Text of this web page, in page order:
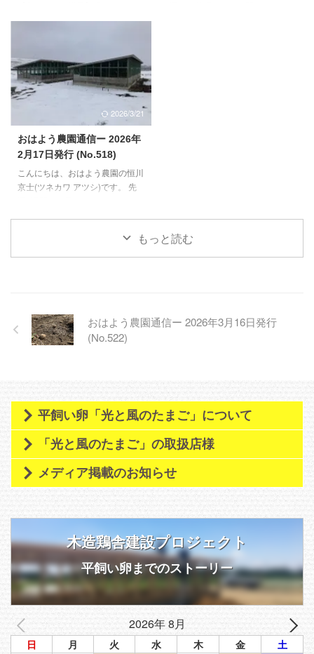
のたち産卵が少なめだった2月。
んどなく、今年は無いのかなと半
信半疑でした。が、実際には私自
身のインフルエンザダウンに合わ
さる形で、2月14日ごろから2週
間ほど急降下。 この休産期間中
は、いつものお食事に加え、5~6
年ほど放置しておいた枯れ松葉の
腐葉土、まだまだ少ないですが、
青草を毎日あげることで、身体の
バランスを整え、鶏さんたちの習
2026/3/21
おはよう農園通信ー 2026年
2月17日発行 (No.518)
こんにちは、おはよう農園の恒川
京士(ツネカワ アツシ)です。 先
そして、農業を始めてからずっと
書いてきた、おはよう農園通信も
畝づくりを進めておりましたが、
もう3本作っておきたいなという
思いです。 その一方で、出来上
葉物野菜の種まきを、来週以降に
始めたいと思います。 ...
もっと読む
おはよう農園通信ー 2026年3月16日発行
(No.522)
平飼い卵「光と風のたまご」について
「光と風のたまご」の取扱店様
メディア掲載のお知らせ
木造鶏舎建設プロジェクト
平飼い卵までのストーリー
2026年 8月
日 月 火 水 木 金 土